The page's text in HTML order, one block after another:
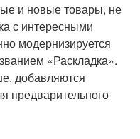
и новые товары, не
с интересными
модернизируется
«Раскладка».
добавляются
предварительного